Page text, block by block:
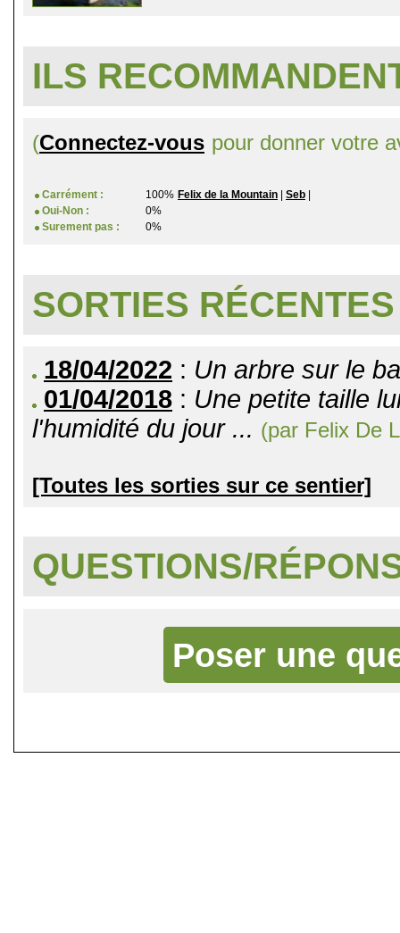
ILS
(Connectez-vous pour donner votre
Carrément : 100% Felix de la Mountain Seb
Oui-Non :
0%
Surement pas :
0%
SORTIES RÉCENTES
18/04/2022 : Un arbre sur le
01/04/2018 : Une petite taille
l'humidité du jour ... (par Felix De
[Toutes les sorties sur ce sentier]
QUESTIONS/
Poser une